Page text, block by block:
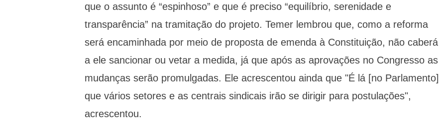
que o assunto é “espinhoso” e que é preciso “equilíbrio, serenidade e
transparência” na tramitação do projeto. Temer lembrou que, como a reforma
será encaminhada por meio de proposta de emenda à Constituição, não caberá
a ele sancionar ou vetar a medida, já que após as aprovações no Congresso as
mudanças serão promulgadas. Ele acrescentou ainda que "É lá [no Parlamento]
que vários setores e as centrais sindicais irão se dirigir para postulações",
acrescentou.